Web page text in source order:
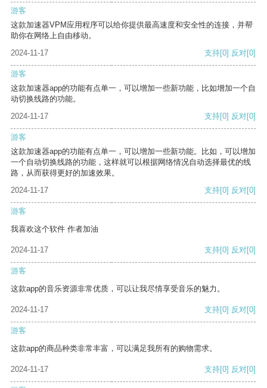
游客
这款加速器VPM应用程序可以给你提供最高速度和安全性的连接，并帮
助你在网络上自由移动。
2024-11-17
支持[0] 反对[0]
游客
这款加速器app的功能有点单一，可以增加一些新功能，比如增加一个自
动切换线路的功能。
2024-11-17
支持[0] 反对[0]
游客
这款加速器app的功能有点单一，可以增加一些新功能。比如，可以增加
一个自动切换线路的功能，这样就可以根据网络情况自动选择最优的线
路，从而获得更好的加速效果。
2024-11-17
支持[0] 反对[0]
游客
我喜欢这个软件 作者加油
2024-11-17 支持[0] 反对[0]
游客
这款app的音乐资源非常优质，可以让我尽情享受音乐的魅力。
2024-11-17 支持[0] 反对[0]
游客
这款app的商品种类非常丰富，可以满足我所有的购物需求。
2024-11-17 支持[0] 反对[0]